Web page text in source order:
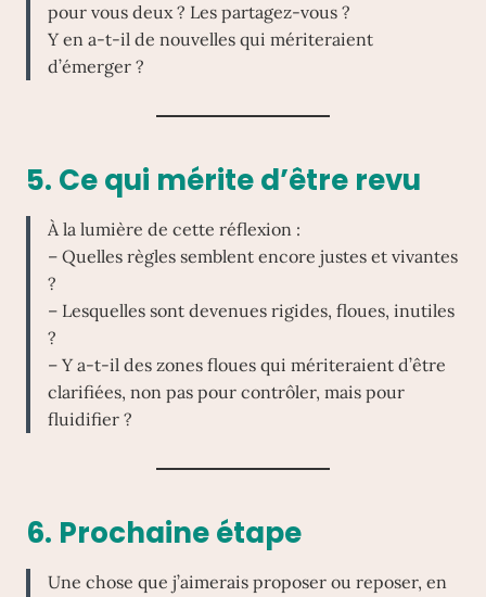
pour vous deux ? Les partagez-vous ?
Y en a-t-il de nouvelles qui mériteraient
d’émerger ?
5. Ce qui mérite d’être revu
À la lumière de cette réflexion :
– Quelles règles semblent encore justes et vivantes
?
– Lesquelles sont devenues rigides, floues, inutiles
?
– Y a-t-il des zones floues qui mériteraient d’être
clarifiées, non pas pour contrôler, mais pour
fluidifier ?
6. Prochaine étape
Une chose que j’aimerais proposer ou reposer, en